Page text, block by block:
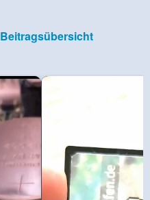
Beitragsübersicht